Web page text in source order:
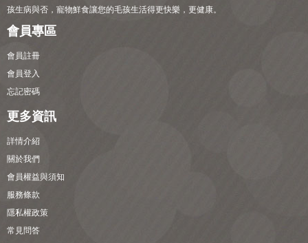
孩生病與否，寵物鮮食讓您的毛孩生活得更快樂，更健康。
會員專區
會員註冊
會員登入
忘記密碼
更多資訊
詳情介紹
關於我們
會員權益與須知
服務條款
隱私權政策
常見問答